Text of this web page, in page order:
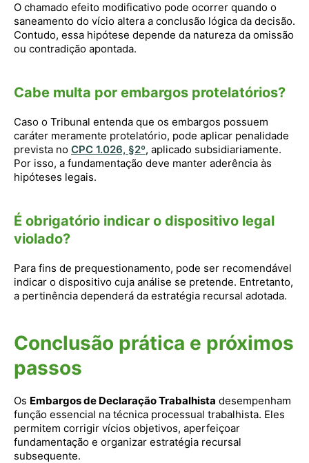
O chamado efeito modificativo pode ocorrer quando o
saneamento do vício altera a conclusão lógica da decisão.
Contudo, essa hipótese depende da natureza da omissão
ou contradição apontada.
Cabe multa por embargos protelatórios?
Caso o Tribunal entenda que os embargos possuem
caráter meramente protelatório, pode aplicar penalidade
prevista no CPC 1.026, §2º, aplicado subsidiariamente.
Por isso, a fundamentação deve manter aderência às
hipóteses legais.
É obrigatório indicar o dispositivo legal
violado?
Para fins de prequestionamento, pode ser recomendável
indicar o dispositivo cuja análise se pretende. Entretanto,
a pertinência dependerá da estratégia recursal adotada.
Conclusão prática e próximos
passos
Os Embargos de Declaração Trabalhista desempenham
função essencial na técnica processual trabalhista. Eles
permitem corrigir vícios objetivos, aperfeiçoar
fundamentação e organizar estratégia recursal
subsequente.